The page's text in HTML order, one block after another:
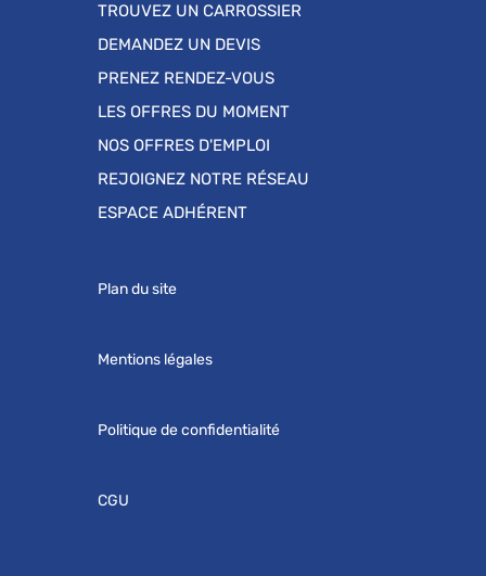
TROUVEZ UN CARROSSIER
DEMANDEZ UN DEVIS
PRENEZ RENDEZ-VOUS
LES OFFRES DU MOMENT
NOS OFFRES D'EMPLOI
REJOIGNEZ NOTRE RÉSEAU
ESPACE ADHÉRENT
Plan du site
Mentions légales
Politique de confidentialité
CGU